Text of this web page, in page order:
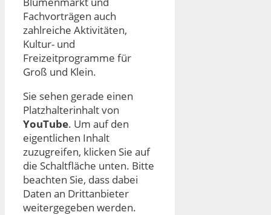
Fachvorträgen auch
zahlreiche Aktivitäten,
Kultur- und
Freizeitprogramme für
Groß und Klein.
Sie sehen gerade einen
Platzhalterinhalt von
YouTube. Um auf den
eigentlichen Inhalt
zuzugreifen, klicken Sie auf
die Schaltfläche unten. Bitte
beachten Sie, dass dabei
Daten an Drittanbieter
weitergegeben werden.